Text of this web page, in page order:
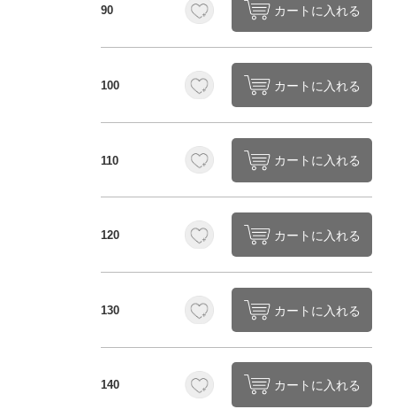
90 カートに入れる
100 カートに入れる
110 カートに入れる
120 カートに入れる
130 カートに入れる
140 カートに入れる